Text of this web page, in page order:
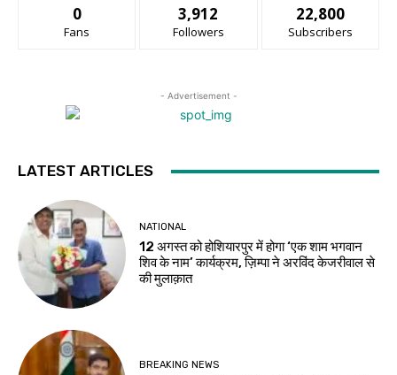
0
Fans
3,912
Followers
22,800
Subscribers
- Advertisement -
LATEST ARTICLES
NATIONAL
12 अगस्त को होशियारपुर में होगा ‘एक शाम भगवान
शिव के नाम’ कार्यक्रम, ज़िम्पा ने अरविंद केजरीवाल से
की मुलाक़ात
BREAKING NEWS